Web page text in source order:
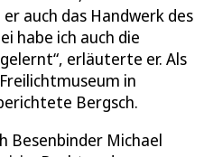
auch das Handwerk des
habe ich auch die
erläuterte er. Als
in
Bergsch.
Besenbinder Michael